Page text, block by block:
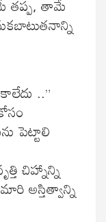
..”
పెట్టాలి
చిహ్నాన్ని
అస్తిత్వాన్ని